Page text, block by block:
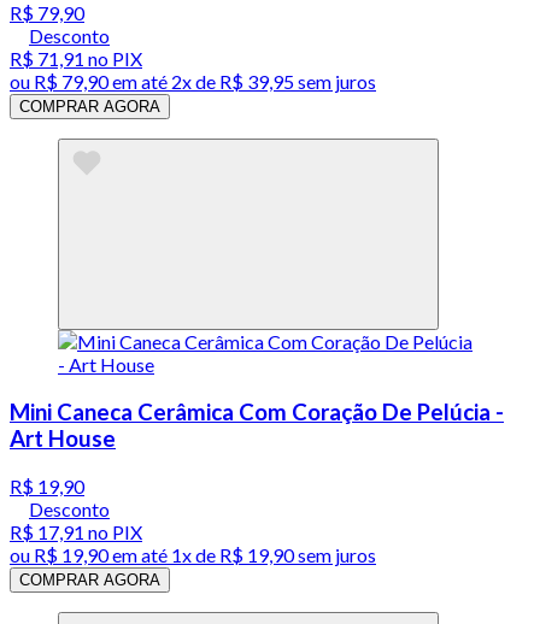
R$ 79,90
Desconto
R$ 71,91 no PIX
ou R$ 79,90em até 2x de R$ 39,95 sem juros
COMPRAR AGORA
Mini Caneca Cerâmica Com Coração De Pelúcia -
Art House
R$ 19,90
Desconto
R$ 17,91 no PIX
ou R$ 19,90em até 1x de R$ 19,90sem juros
COMPRAR AGORA